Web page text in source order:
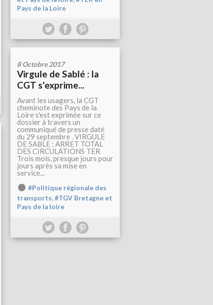
Pays de la Loire
8 Octobre 2017
Virgule de Sablé : la
CGT s'exprime...
Avant les usagers, la CGT
cheminote des Pays de la
Loire s'est exprimée sur ce
dossier à travers un
communiqué de presse daté
du 29 septembre . VIRGULE
DE SABLE : ARRET TOTAL
DES CIRCULATIONS TER
Trois mois, presque jours pour
jours après sa mise en
service...
#Politique régionale des
transports,#TGV Bretagne et
Pays de la loire